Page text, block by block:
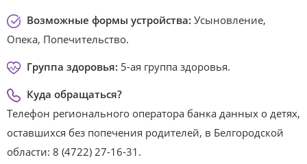
Возможные формы устройства: Усыновление,
Опека, Попечительство.
Группа здоровья: 5-ая группа здоровья.
Куда обращаться?
Телефон регионального оператора банка данных о детях,
оставшихся без попечения родителей, в Белгородской
области: 8 (4722) 27-16-31.